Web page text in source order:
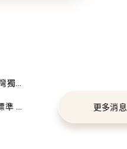
獨家
建 更多消息